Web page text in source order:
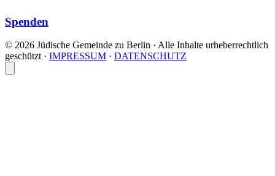
Spenden
© 2026 Jüdische Gemeinde zu Berlin · Alle Inhalte urheberrechtlich
geschützt· IMPRESSUM · DATENSCHUTZ